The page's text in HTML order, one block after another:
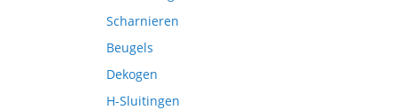
Scharnieren
Beugels
Dekogen
H-Sluitingen